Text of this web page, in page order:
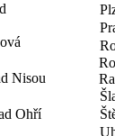
Nisou
Ohří